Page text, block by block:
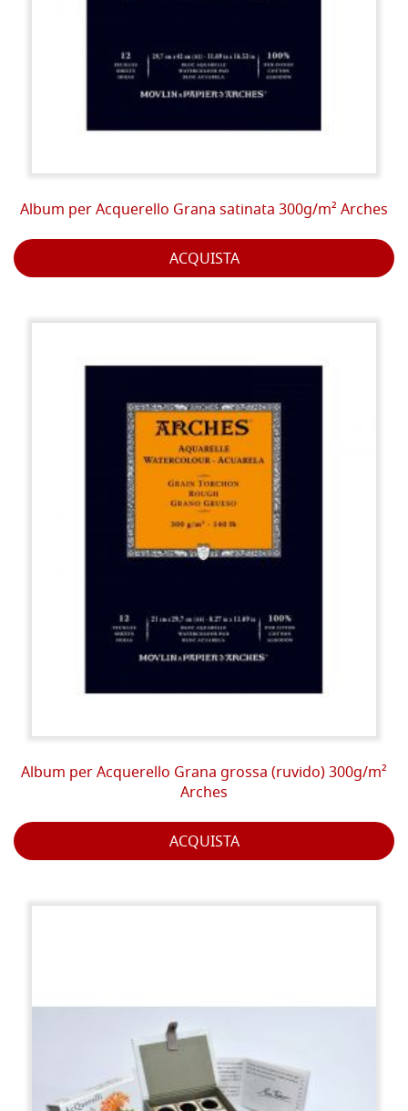
Album per Acquerello Grana satinata 300g/m² Arches
ACQUISTA
Album per Acquerello Grana grossa (ruvido) 300g/m²
Arches
ACQUISTA